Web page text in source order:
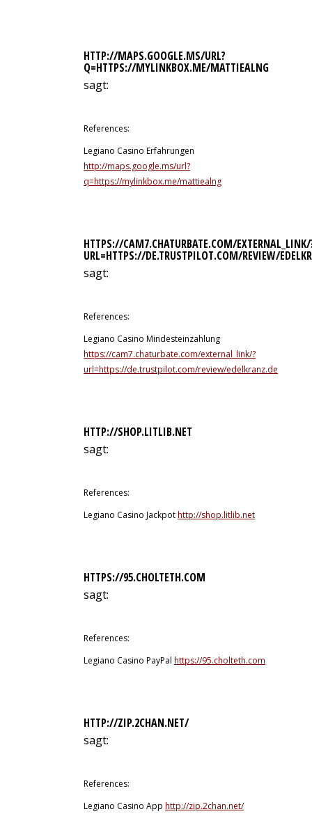
HTTP://MAPS.GOOGLE.MS/URL?
Q=HTTPS://MYLINKBOX.ME/MATTIEALNG
sagt:
References:
Legiano Casino Erfahrungen
http://maps.google.ms/url?
q=https://mylinkbox.me/mattiealng
HTTPS://CAM7.CHATURBATE.COM/
URL=HTTPS://DE.TRUSTPILOT.COM/REVIEW/
sagt:
References:
Legiano Casino Mindesteinzahlung
https://cam7.chaturbate.com/external_link/?
url=https://de.trustpilot.com/review/edelkranz.de
HTTP://SHOP.LITLIB.NET
sagt:
References:
Legiano Casino Jackpothttp://shop.litlib.net
HTTPS://95.CHOLTETH.COM
sagt:
References:
Legiano Casino PayPal https://95.cholteth.com
HTTP://ZIP.2CHAN.NET/
sagt:
References:
Legiano Casino App http://zip.2chan.net/